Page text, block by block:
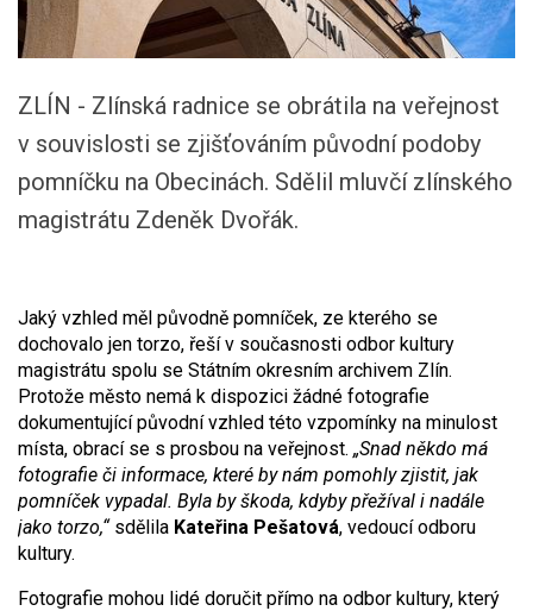
ZLÍN - Zlínská radnice se obrátila na veřejnost
v souvislosti se zjišťováním původní podoby
pomníčku na Obecinách. Sdělil mluvčí zlínského
magistrátu Zdeněk Dvořák.
Jaký vzhled měl původně pomníček, ze kterého se
dochovalo jen torzo, řeší v současnosti odbor kultury
magistrátu spolu se Státním okresním archivem Zlín.
Protože město nemá k dispozici žádné fotografie
dokumentující původní vzhled této vzpomínky na minulost
místa, obrací se s prosbou na veřejnost. „Snad někdo má
fotografie či informace, které by nám pomohly zjistit, jak
pomníček vypadal. Byla by škoda, kdyby přežíval i nadále
jako torzo,“sdělila Kateřina Pešatová, vedoucí odboru
kultury.
Fotografie mohou lidé doručit přímo na odbor kultury, který